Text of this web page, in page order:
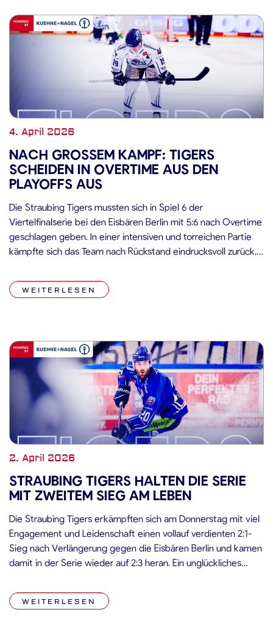
4. April 2026
NACH GROSSEM KAMPF: TIGERS S
CHEIDEN IN OVERTIME AUS DEN P
LAYOFFS AUS
Die Straubing Tigers mussten sich in Spiel 6 der
Viertelfinalserie bei den Eisbären Berlin mit 5:6 nach Overtime
geschlagen geben. In einer intensiven und torreichen Partie
kämpfte sich das Team nach Rückstand eindrucksvoll zurück,
fiel schließlich die Entscheidung zugunsten der Gastgeber, die
damit ins Halbfinale einziehen. […]
WEITERLESEN
2. April 2026
STRAUBING TIGERS HALTEN DIE SERIE
MIT ZWEITEM SIEG AM LEBEN
Die Straubing Tigers erkämpften sich am Donnerstag mit viel
Engagement und Leidenschaft einen vollauf verdienten 2:1-
Sieg nach Verlängerung gegen die Eisbären Berlin und kamen
damit in der Serie wieder auf 2:3 heran. Ein unglückliches
zweiten Abschnitt aus. In der Verlängerung sorgte Elis Hede
für den umjubelten […]
WEITERLESEN